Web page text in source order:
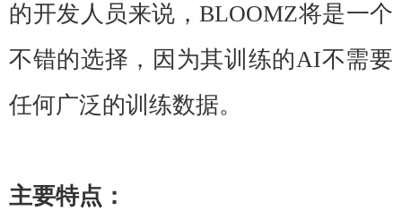
的开发人员来说，BLOOMZ将是一个
不错的选择，因为其训练的AI不需要
任何广泛的训练数据。
主要特点：